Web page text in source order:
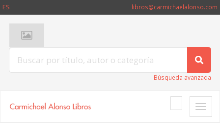
ES libros@carmichaelalonso.com
Búsqueda avanzada
Toggle